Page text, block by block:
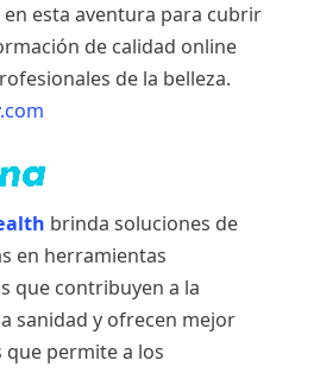
esta aventura para cubrir
de calidad online
de la belleza.
brinda soluciones de
en herramientas
que contribuyen a la
sanidad y ofrecen mejor
que permite a los